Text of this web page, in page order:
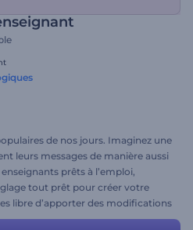
de nos jours. Imaginez une
leurs messages de manière aussi
prêts à l’emploi,
tout prêt pour créer votre
libre d’apporter des modifications
souhaité.